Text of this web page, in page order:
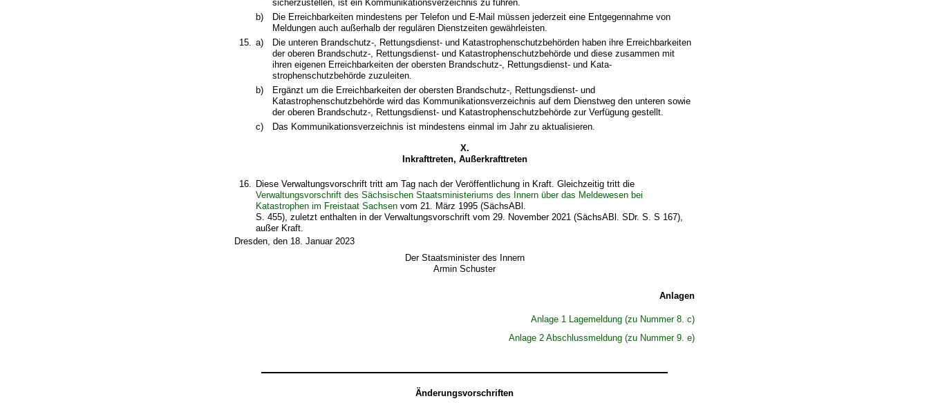
sicherzustellen, ist ein Kommunikationsverzeichnis zu führen.
b)
Die Erreichbarkeiten mindestens per Telefon und E-Mail müssen jederzeit eine Entgegennahme von
Meldungen auch außerhalb der regulären Dienstzeiten gewährleisten.
15. a)
Die unteren Brandschutz-, Rettungsdienst- und Katastrophenschutzbehörden haben ihre Erreichbarkeiten
der oberen Brandschutz-, Rettungsdienst- und Katastrophenschutzbehörde und diese zusammen mit
ihren eigenen Erreichbarkeiten der obersten Brandschutz-, Rettungsdienst- und Kata­
strophenschutzbehörde zuzuleiten.
b)
Ergänzt um die Erreichbarkeiten der obersten Brandschutz-, Rettungsdienst- und
Katastrophenschutzbehörde wird das Kommunikationsverzeichnis auf dem Dienstweg den unteren sowie
der oberen Brandschutz-, Rettungsdienst- und Kata­strophenschutzbehörde zur Verfügung gestellt.
c)
Das Kommunikationsverzeichnis ist mindestens einmal im Jahr zu aktualisieren.
X.
Inkrafttreten, Außerkrafttreten
16. Diese Verwaltungsvorschrift tritt am Tag nach der Veröffentlichung in Kraft. Gleichzeitig tritt die
Verwaltungsvorschrift des Sächsischen Staatsministeriums des Innern über das Meldewesen bei
Katastrophen im Freistaat Sachsenvom 21. März 1995 (SächsABl.
S. 455), zuletzt enthalten in der Verwaltungsvorschrift vom 29. November 2021 (SächsABl. SDr. S. S 167),
außer Kraft.
Dresden, den 18. Januar 2023
Der Staatsminister des Innern
Armin Schuster
Anlagen
Anlage 1 Lagemeldung (zu Nummer 8. c)
Anlage 2 Abschlussmeldung (zu Nummer 9. e)
Änderungsvorschriften